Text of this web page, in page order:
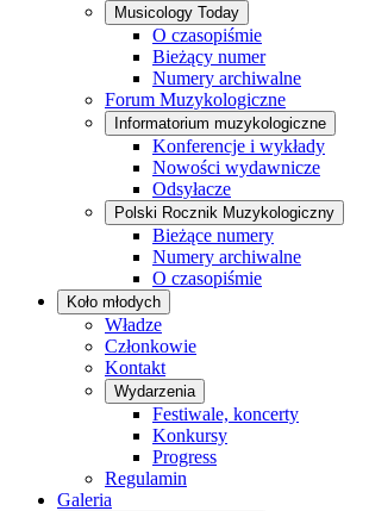
Musicology Today
O czasopiśmie
Bieżący numer
Numery archiwalne
Forum Muzykologiczne
Informatorium muzykologiczne
Konferencje i wykłady
Nowości wydawnicze
Odsyłacze
Polski Rocznik Muzykologiczny
Bieżące numery
Numery archiwalne
O czasopiśmie
Koło młodych
Władze
Członkowie
Kontakt
Wydarzenia
Festiwale, koncerty
Konkursy
Progress
Regulamin
Galeria